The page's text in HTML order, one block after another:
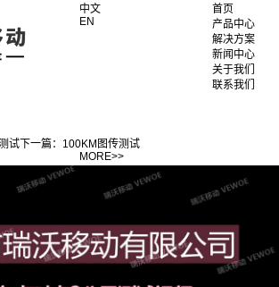
中文
EN
首页
产品中心
解决方案
新闻中心
关于我们
联系我们
试 下一篇： 100KM图传测试
MORE>>